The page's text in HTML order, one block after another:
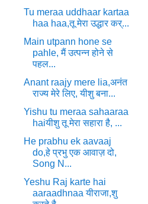
Tu meraa uddhaar kartaa
haa haa,तू मेरा उद्धार कर्...
Main utpann hone se
pahle, मैं उत्पन्न होने से
पहल...
Anant raajy mere lia,अनंत
राज्य मेरे लिए, यीशु बना...
Yishu tu meraa sahaaraa
haiयीशु तू मेरा सहारा है, ...
He prabhu ek aavaaj
do,हे प्रभु एक आवाज़ दो,
Song N...
Yeshu Raj karte hai
aaraadhnaa यीराजा,शु